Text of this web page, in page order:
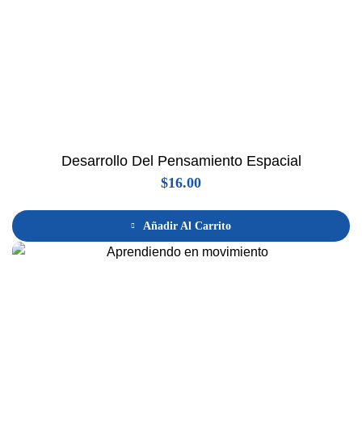
Desarrollo Del Pensamiento Espacial
$16.00
Añadir Al Carrito